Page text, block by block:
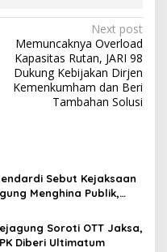
Next post
Memuncaknya Overload
Kapasitas Rutan, JARI 98
Dukung Kebijakan Dirjen
Kemenkumham dan Beri
Tambahan Solusi
Sebut Kejaksaan
Menghina Publik,
Mantan Jampidsus
Soroti OTT Jaksa,
Diberi Ultimatum